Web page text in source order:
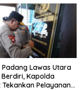
Padang Lawas Utara
Berdiri, Kapolda
Tekankan Pelayanan